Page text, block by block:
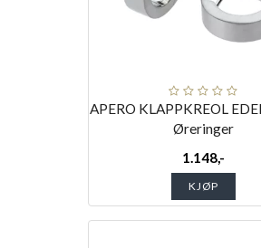
APERO KLAPPKREOL
Øreringer
1.148,-
KJØP